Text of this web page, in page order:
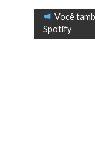
Você
Spotify